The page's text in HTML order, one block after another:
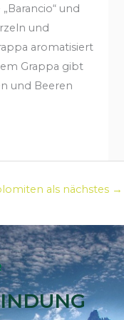
und
und
aromatisiert
Grappa gibt
und Beeren
als nächstes →